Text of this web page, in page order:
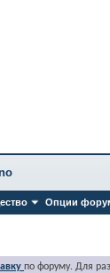
Опции
по форуму. Для